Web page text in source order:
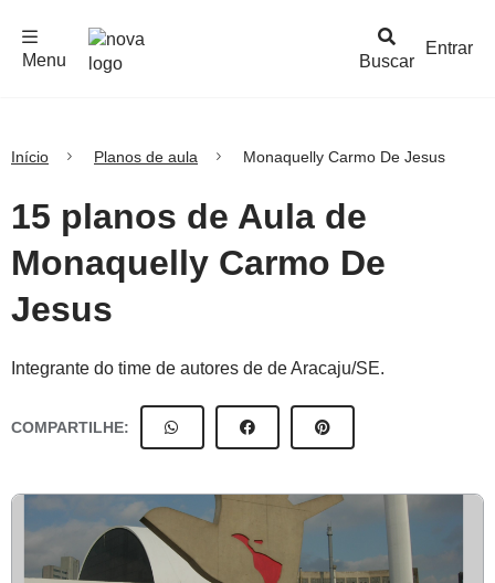
Buscar
Menu
Entrar
Início Planos de aula Monaquelly Carmo De Jesus
15 planos de Aula de
Monaquelly Carmo De
Jesus
Integrante do time de autores de de Aracaju/SE.
COMPARTILHE: